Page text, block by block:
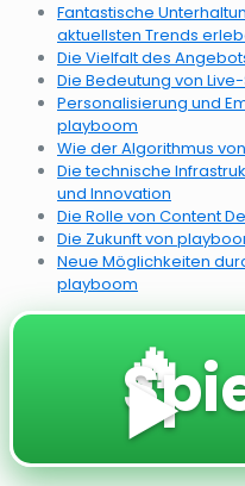
Fantastische
aktuellsten Trends
Die Vielfalt des
Die Bedeutung von
Personalisierung und
playboom
Wie der Algorithmus
Die technische
und Innovation
Die Rolle von Content
Die Zukunft von
Neue Möglichkeiten
playboom
🔥
▶️